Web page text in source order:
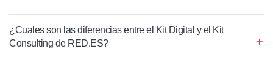
¿Cuales son las diferencias entre el Kit Digital y el Kit
Consulting de RED.ES?